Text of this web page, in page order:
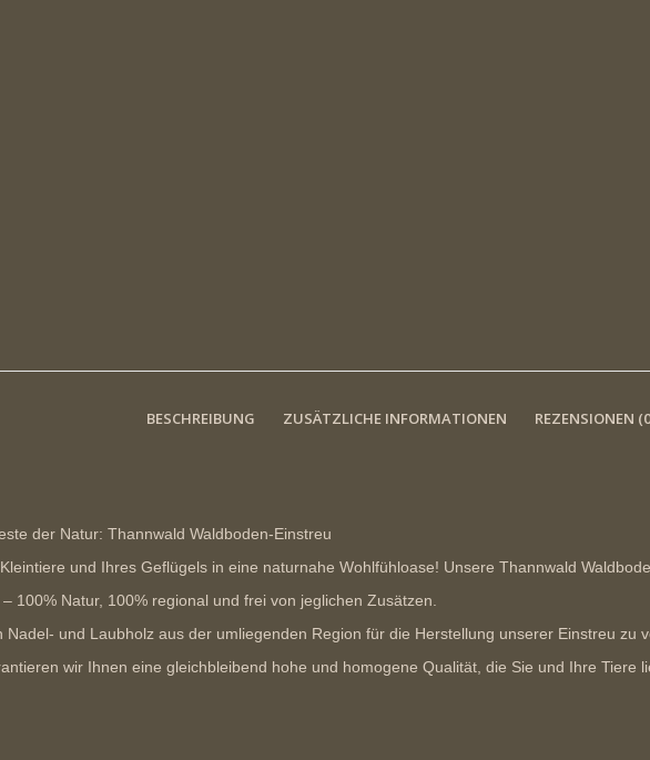
BESCHREIBUNG ZUSÄTZLICHE INFORMATIONEN REZENSIONEN
der Natur: Thannwald Waldboden-Einstreu
und Ihres Geflügels in eine naturnahe Wohlfühloase! Unsere Thannwald
– 100% Natur, 100% regional und frei von jeglichen Zusätzen.
und Laubholz aus der umliegenden Region für die Herstellung unserer Einstreu zu
wir Ihnen eine gleichbleibend hohe und homogene Qualität , die Sie und Ihre Tiere